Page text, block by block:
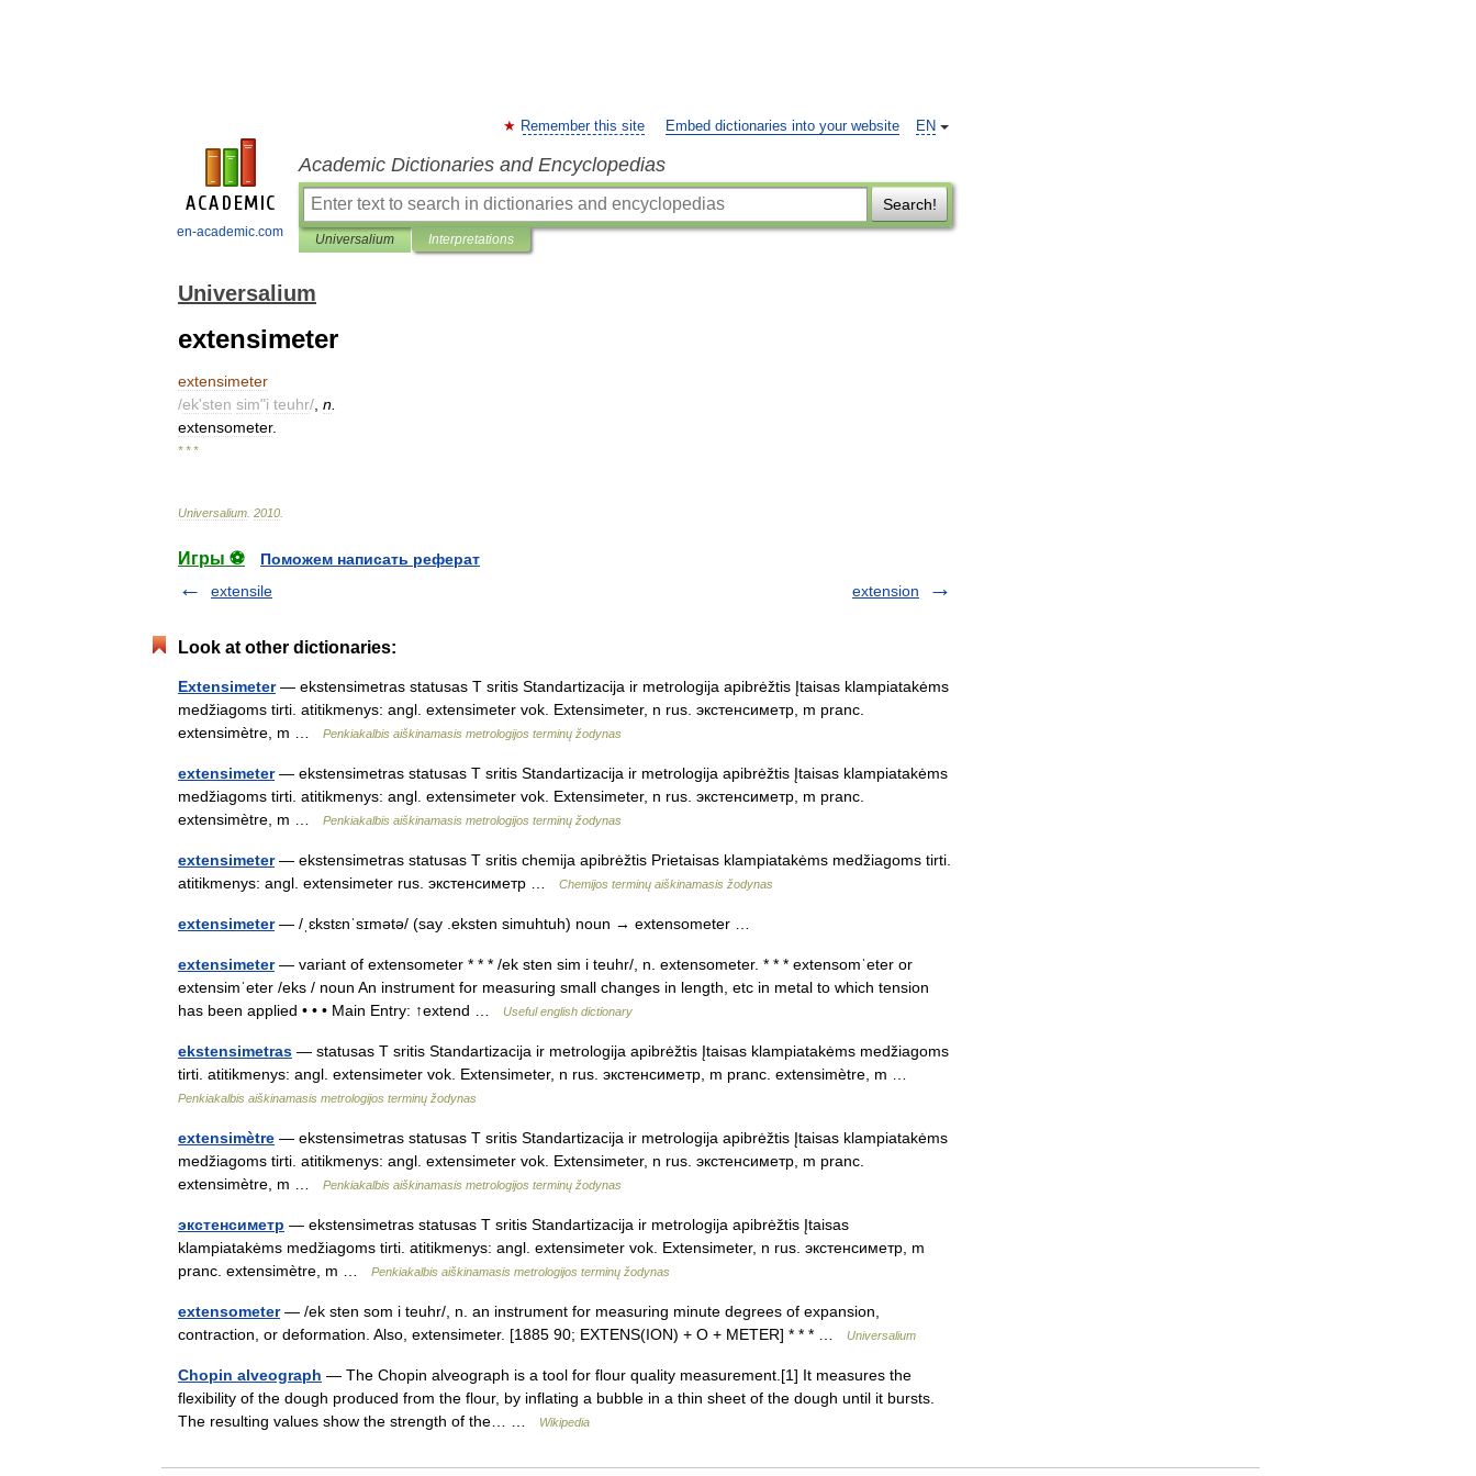
en-academic.com
EN
Remember this site Embed dictionaries into your website
Academic Dictionaries and Encyclopedias
Search!
Universalium Interpretations
Universalium
extensimeter
extensimeter
/ek'sten sim"i teuhr/ n
extensometer.
* * *
Universalium 2010
Игры ⚽
Поможем написать реферат
extensile
extension
Look at other dictionaries:
Extensimeter— ekstensimetras statusas T sritis Standartizacija ir metrologija apibrėžtis Įtaisas klampiatakėms
medžiagoms tirti. atitikmenys: angl. extensimeter vok. Extensimeter, n rus. экстенсиметр, m pranc.
extensimètre, m …
Penkiakalbis aiškinamasis metrologijos terminų žodynas
extensimeter— ekstensimetras statusas T sritis Standartizacija ir metrologija apibrėžtis Įtaisas klampiatakėms
medžiagoms tirti. atitikmenys: angl. extensimeter vok. Extensimeter, n rus. экстенсиметр, m pranc.
extensimètre, m …
Penkiakalbis aiškinamasis metrologijos terminų žodynas
extensimeter— ekstensimetras statusas T sritis chemija apibrėžtis Prietaisas klampiatakėms medžiagoms tirti.
atitikmenys: angl. extensimeter rus. экстенсиметр …
Chemijos terminų aiškinamasis žodynas
extensimeter— /ˌɛkstɛnˈsɪmətə/ (say .eksten simuhtuh) noun → extensometer …
extensimeter— variant of extensometer * * * /ek sten sim i teuhr/, n. extensometer. * * * extensomˈeter or
extensimˈeter /eks / noun An instrument for measuring small changes in length, etc in metal to which tension
has been applied • • • Main Entry: ↑extend …
Useful english dictionary
ekstensimetras — statusas T sritis Standartizacija ir metrologija apibrėžtis Įtaisas klampiatakėms medžiagoms
tirti. atitikmenys: angl. extensimeter vok. Extensimeter, n rus. экстенсиметр, m pranc. extensimètre, m …
Penkiakalbis aiškinamasis metrologijos terminų žodynas
extensimètre — ekstensimetras statusas T sritis Standartizacija ir metrologija apibrėžtis Įtaisas klampiatakėms
medžiagoms tirti. atitikmenys: angl. extensimeter vok. Extensimeter, n rus. экстенсиметр, m pranc.
extensimètre, m …
Penkiakalbis aiškinamasis metrologijos terminų žodynas
экстенсиметр — ekstensimetras statusas T sritis Standartizacija ir metrologija apibrėžtis Įtaisas
klampiatakėms medžiagoms tirti. atitikmenys: angl. extensimeter vok. Extensimeter, n rus. экстенсиметр, m
pranc. extensimètre, m …
Penkiakalbis aiškinamasis metrologijos terminų žodynas
extensometer— /ek sten som i teuhr/, n. an instrument for measuring minute degrees of expansion,
contraction, or deformation. Also, extensimeter. [1885 90; EXTENS(ION) + O + METER] * * * …
Universalium
Chopin alveograph — The Chopin alveograph is a tool for flour quality measurement.[1] It measures the
flexibility of the dough produced from the flour, by inflating a bubble in a thin sheet of the dough until it bursts.
The resulting values show the strength of the… …
Wikipedia